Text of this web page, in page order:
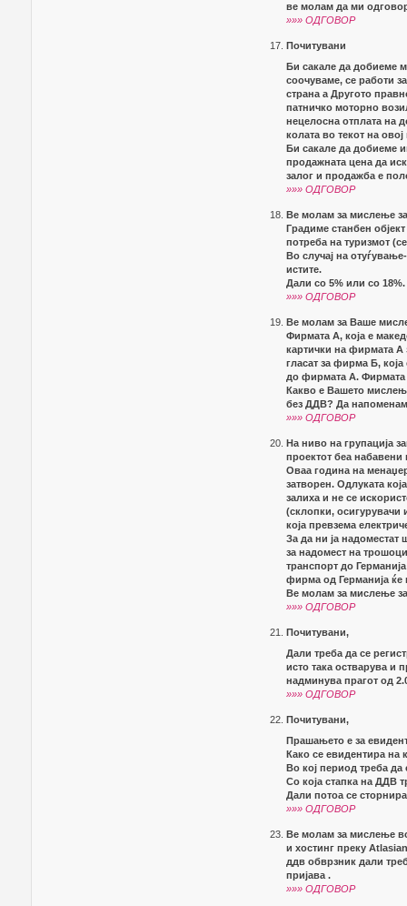
ве молам да ми
»»» ОДГОВОР
Почитувани
Би сакале да добиеме
соочуваме, се работи
страна а Другото
патничко моторно
нецелосна отплата на
колата во текот на
Би сакале да добиеме
продажната цена да
залог и продажба е
»»» ОДГОВОР
Ве молам за мислење
Градиме станбен
потреба на туризмот
Во случај на
истите.
Дали со 5% или со 18%.
»»» ОДГОВОР
Ве молам за Ваше
Фирмата А, која е
картички на фирмата А
гласат за фирма Б,
до фирмата А.
Какво е Вашето
без ДДВ? Да
»»» ОДГОВОР
На ниво на групација
проектот беа набавени
Оваа година на
затворен. Одлуката
залиха и не се
(склопки, осигурувачи
која превзема
За да ни ја
за надомест на
транспорт до
фирма од Германија ќе
Ве молам за мислење
»»» ОДГОВОР
Почитувани,
Дали треба да се
исто така остварува и
надминува прагот од
»»» ОДГОВОР
Почитувани,
Прашањето е за
Како се евидентира на
Во кој период треба
Со која стапка на ДДВ
Дали потоа се
»»» ОДГОВОР
Ве молам за мислење
и хостинг преку
ддв обврзник дали
пријава .
»»» ОДГОВОР